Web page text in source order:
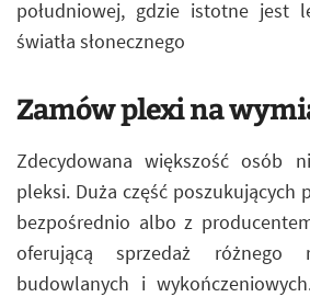
południowej, gdzie istotne jest
światła słonecznego
Zamów plexi na
Zdecydowana większość osób
pleksi. Duża część poszukujących
bezpośrednio albo z
oferującą sprzedaż różnego
budowlanych i